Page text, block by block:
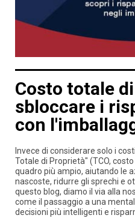
Costo totale
sbloccare i
con
Invece di considerare solo i
Totale di Proprietà" (TCO,
quadro più ampio, aiutando le
nascoste, ridurre gli sprechi e
questo blog, diamo il via alla
come il passaggio a una
decisioni più intelligenti e